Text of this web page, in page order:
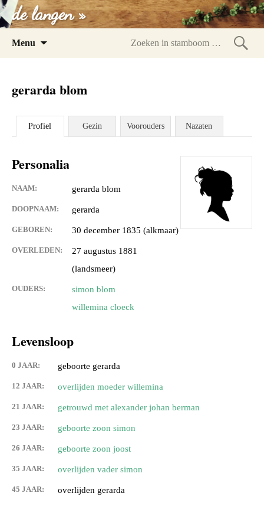
de langen »
Menu
gerarda blom
Profiel Gezin Voorouders Nazaten
Personalia
NAAM: gerarda blom
DOOPNAAM: gerarda
GEBOREN: 30 december 1835 (alkmaar)
OVERLEDEN:
27 augustus 1881
(landsmeer)
OUDERS:
simon blom
willemina cloeck
Levensloop
0 JAAR: geboorte gerarda
12 JAAR: overlijden moeder willemina
21 JAAR: getrouwd met alexander johan berman
23 JAAR: geboorte zoon simon
26 JAAR: geboorte zoon joost
35 JAAR: overlijden vader simon
45 JAAR: overlijden gerarda